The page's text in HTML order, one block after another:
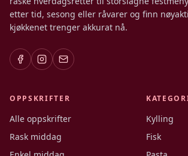
etter tid, sesong eller råvarer og finn
kjøkkenet trenger akkurat nå.
OPPSKRIFTER
Alle oppskrifter
Rask middag
Kylling
Fisk